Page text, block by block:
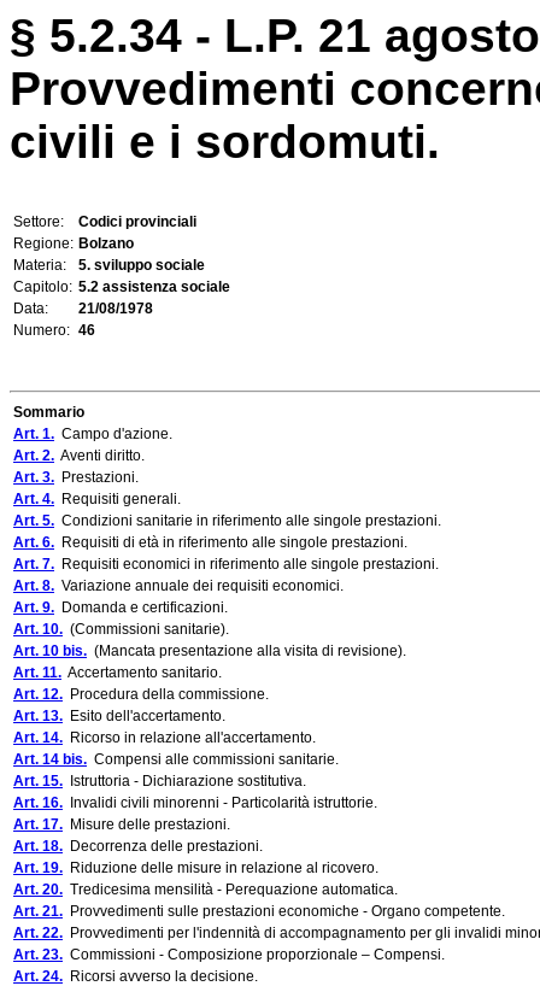
§ 5.2.34 - L.P. 21
Provvedimenti
civili e i sordomuti.
Settore:
Codici provinciali
Regione: Bolzano
Materia:
5. sviluppo sociale
Capitolo: 5.2 assistenza sociale
Data:
21/08/1978
Numero: 46
Sommario
Art. 1. Campo d'azione.
Art. 2. Aventi diritto.
Art. 3. Prestazioni.
Art. 4. Requisiti generali.
Art. 5. Condizioni sanitarie in riferimento alle singole prestazioni.
Art. 6. Requisiti di età in riferimento alle singole prestazioni.
Art. 7. Requisiti economici in riferimento alle singole prestazioni.
Art. 8. Variazione annuale dei requisiti economici.
Art. 9. Domanda e certificazioni.
Art. 10. (Commissioni sanitarie).
Art. 10 bis. (Mancata presentazione alla visita di revisione).
Art. 11. Accertamento sanitario.
Art. 12. Procedura della commissione.
Art. 13. Esito dell'accertamento.
Art. 14. Ricorso in relazione all'accertamento.
Art. 14 bis. Compensi alle commissioni sanitarie.
Art. 15. Istruttoria - Dichiarazione sostitutiva.
Art. 16. Invalidi civili minorenni - Particolarità istruttorie.
Art. 17. Misure delle prestazioni.
Art. 18. Decorrenza delle prestazioni.
Art. 19. Riduzione delle misure in relazione al ricovero.
Art. 20. Tredicesima mensilità - Perequazione automatica.
Art. 21. Provvedimenti sulle prestazioni economiche - Organo competente.
Art. 22. Provvedimenti per l'indennità di accompagnamento per gli invalidi
Art. 23. Commissioni - Composizione proporzionale – Compensi.
Art. 24. Ricorsi avverso la decisione.